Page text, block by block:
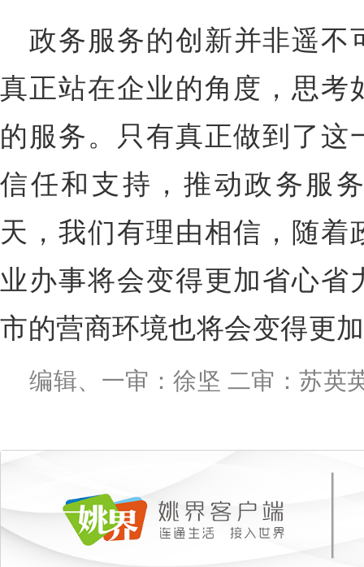
政务服务的创新并非遥不
真正站在企业的角度，思考
的服务。只有真正做到了这
信任和支持，推动政务服
天，我们有理由相信，随着
业办事将会变得更加省心省
市的营商环境也将会变得更
编辑、一审：徐坚 二审：苏英